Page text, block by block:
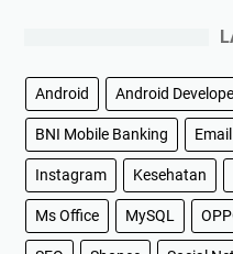
Android Android
BNI Mobile Banking Email
Instagram Kesehatan
Ms Office MySQL